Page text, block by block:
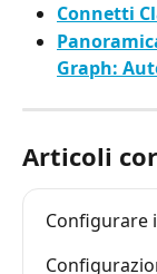
Connetti
Graph:
Articoli
Configurare